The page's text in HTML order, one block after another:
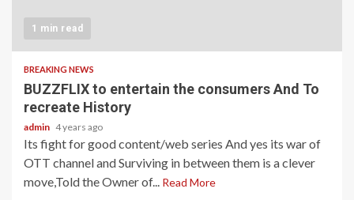
1 min read
BREAKING NEWS
BUZZFLIX to entertain the consumers And To
recreate History
admin 4 years ago
Its fight for good content/web series And yes its war of
OTT channel and Surviving in between them is a clever
move,Told the Owner of... Read More